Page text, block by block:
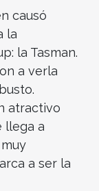
causó
la
la Tasman.
a verla
atractivo
llega a
a ser la